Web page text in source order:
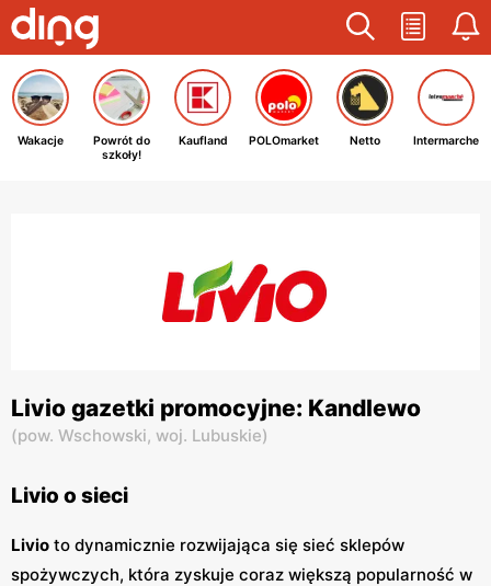
Wakacje
Powrót do
szkoły!
Kaufland POLOmarket Netto Intermarche
Livio gazetki promocyjne: Kandlewo
(pow. Wschowski, woj. Lubuskie)
Livio o sieci
Livio to dynamicznie rozwijająca się sieć sklepów
spożywczych, która zyskuje coraz większą popularność w